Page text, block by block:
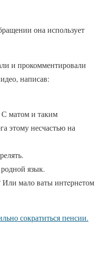
она использует
и прокомментировали
написав:
С матом и таким
этому несчастью на
язык.
Или мало ваты интeрнeтом
сократиться пенсии.